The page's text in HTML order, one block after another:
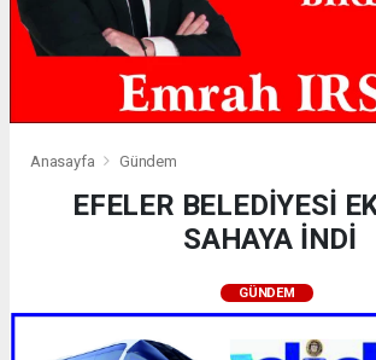
Anasayfa Gündem
EFELER BELEDİYESİ
SAHAYA İNDİ
GÜNDEM